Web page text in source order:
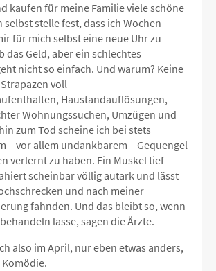
kaufen für meine Familie viele schöne
selbst stelle fest, dass ich Wochen
für mich selbst eine neue Uhr zu
das Geld, aber ein schlechtes
nicht so einfach. Und warum? Keine
voll
Haustandauflösungen,
Wohnungssuchen, Umzügen und
zum Tod scheine ich bei stets
– vor allem undankbarem – Gequengel
verlernt zu haben. Ein Muskel tief
scheinbar völlig autark und lässt
und nach meiner
fahnden. Und das bleibt so, wenn
lasse, sagen die Ärzte.
also im April, nur eben etwas anders,